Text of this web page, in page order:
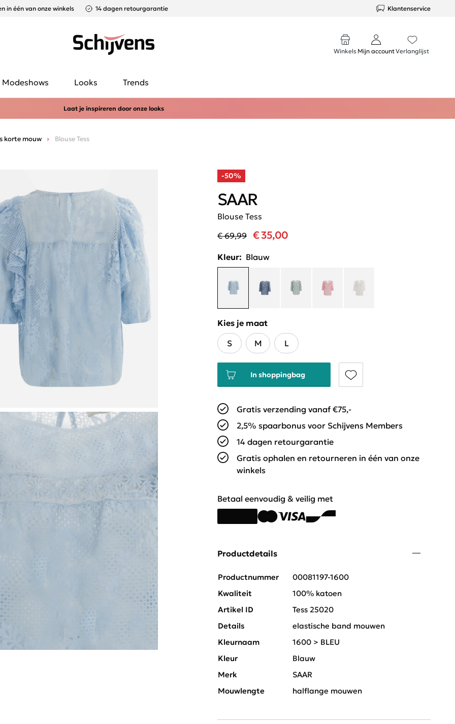
in één van onze winkels 14 dagen retourgarantie Klantenservice
Winkels Mijn accountVerlanglijst
Modeshows Looks Trends
Laat je inspireren door onze looks
korte mouw Blouse Tess
-50%
Blouse Tess
SAAR
€ 69,99 € 35,00
Kleur: Blauw
Kies je maat
S
M L
In shoppingbag
Gratis verzending vanaf €75,-
2,5% spaarbonus voor Schijvens Members
14 dagen retourgarantie
Gratis ophalen en retourneren in één van onze
winkels
Betaal eenvoudig & veilig met
Productdetails
Productnummer
00081197-1600
Kwaliteit
100% katoen
Artikel ID
Tess 25020
Details
elastische band mouwen
Kleurnaam
1600 > BLEU
Kleur
Blauw
Merk
SAAR
Mouwlengte
halflange mouwen